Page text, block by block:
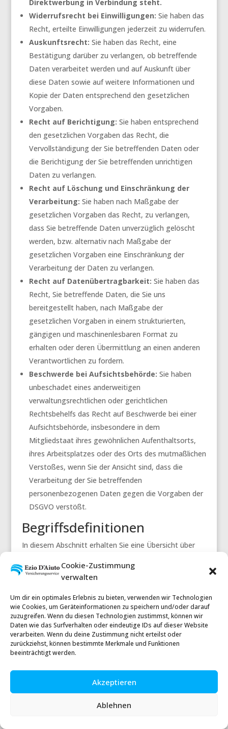
Cookie-Zustimmung
verwalten
Um dir ein optimales Erlebnis zu bieten, verwenden wir Technologien
wie Cookies, um Geräteinformationen zu speichern und/oder darauf
zuzugreifen. Wenn du diesen Technologien zustimmst, können wir
Daten wie das Surfverhalten oder eindeutige IDs auf dieser Website
verarbeiten. Wenn du deine Zustimmung nicht erteilst oder
zurückziehst, können bestimmte Merkmale und Funktionen
beeinträchtigt werden.
Akzeptieren
Ablehnen
Direktwerbung in Verbindung steht.
Widerrufsrecht bei Einwilligungen: Sie haben das
Recht, erteilte Einwilligungen jederzeit zu widerrufen.
Auskunftsrecht: Sie haben das Recht, eine
Bestätigung darüber zu verlangen, ob betreffende
Daten verarbeitet werden und auf Auskunft über
diese Daten sowie auf weitere Informationen und
Kopie der Daten entsprechend den gesetzlichen
Vorgaben.
Recht auf Berichtigung: Sie haben entsprechend
den gesetzlichen Vorgaben das Recht, die
Vervollständigung der Sie betreffenden Daten oder
die Berichtigung der Sie betreffenden unrichtigen
Daten zu verlangen.
Recht auf Löschung und Einschränkung der
Verarbeitung: Sie haben nach Maßgabe der
gesetzlichen Vorgaben das Recht, zu verlangen,
dass Sie betreffende Daten unverzüglich gelöscht
werden, bzw. alternativ nach Maßgabe der
gesetzlichen Vorgaben eine Einschränkung der
Verarbeitung der Daten zu verlangen.
Recht auf Datenübertragbarkeit: Sie haben das
Recht, Sie betreffende Daten, die Sie uns
bereitgestellt haben, nach Maßgabe der
gesetzlichen Vorgaben in einem strukturierten,
gängigen und maschinenlesbaren Format zu
erhalten oder deren Übermittlung an einen anderen
Verantwortlichen zu fordern.
Beschwerde bei Aufsichtsbehörde: Sie haben
unbeschadet eines anderweitigen
verwaltungsrechtlichen oder gerichtlichen
Rechtsbehelfs das Recht auf Beschwerde bei einer
Aufsichtsbehörde, insbesondere in dem
Mitgliedstaat ihres gewöhnlichen Aufenthaltsorts,
ihres Arbeitsplatzes oder des Orts des mutmaßlichen
Verstoßes, wenn Sie der Ansicht sind, dass die
Verarbeitung der Sie betreffenden
personenbezogenen Daten gegen die Vorgaben der
DSGVO verstößt.
Begriffsdefinitionen
In diesem Abschnitt erhalten Sie eine Übersicht über
Begrifflichkeiten. Viele der Begriffe sind dem Gesetz
entnommen und vor allem im Art. 4 DSGVO definiert.
nachfolgenden Erläuterungen sollen dagegen vor allem
dem Verständnis dienen. Die Begriffe sind alphabetisch
sortiert.
Personenbezogene Daten:„Personenbezogene
Daten“ sind alle Informationen, die sich auf eine
(im Folgenden „betroffene Person“) beziehen; als
identifizierbar wird eine natürliche Person
angesehen, die direkt oder indirekt, insbesondere